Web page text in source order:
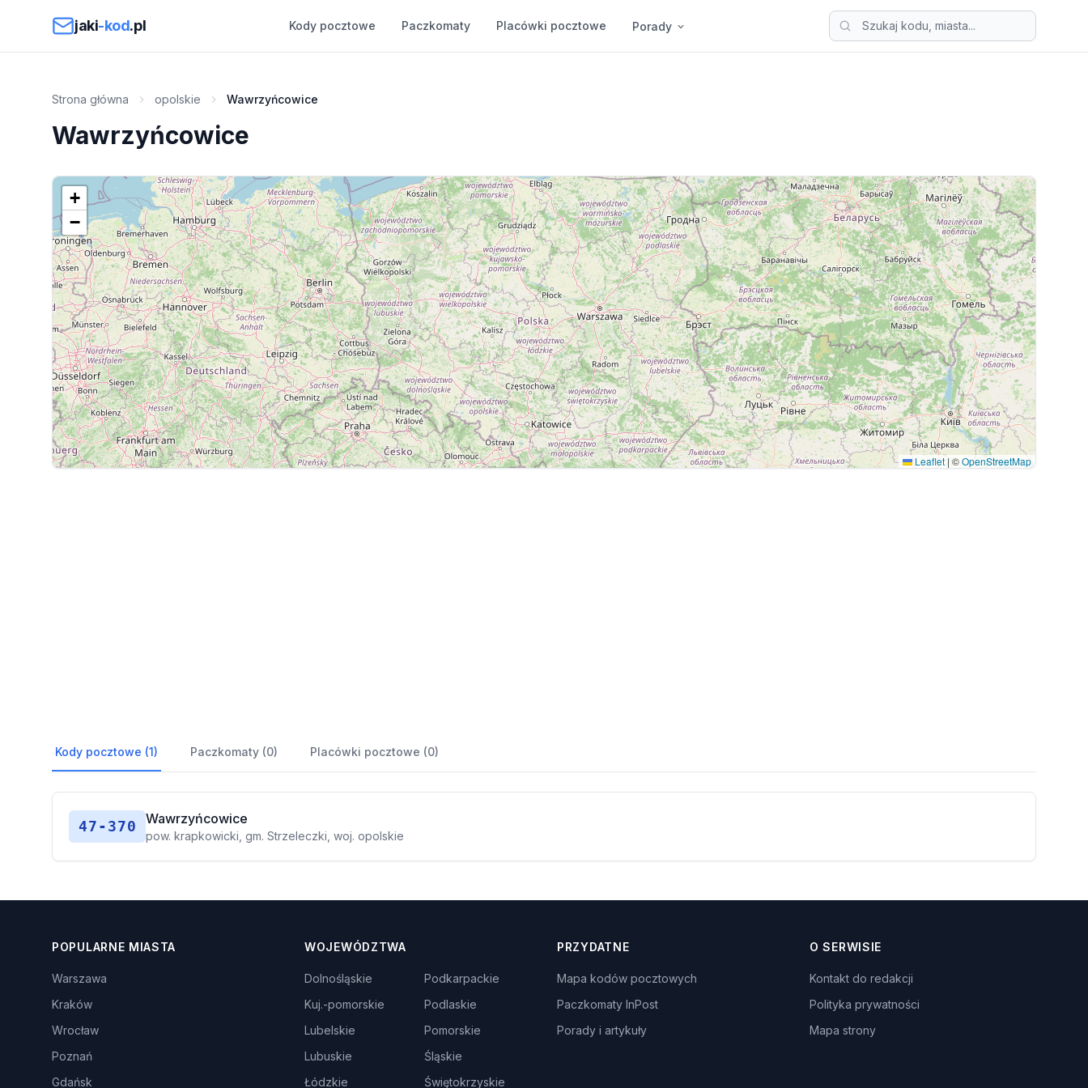
jaki-kod.pl Kody pocztowe Paczkomaty Placówki pocztowe Porady
Strona główna opolskie Wawrzyńcowice
Wawrzyńcowice
+
−
Leaflet | ©OpenStreetMap
Kody pocztowe (1) Paczkomaty (0) Placówki pocztowe (0)
47-370 Wawrzyńcowice
pow. krapkowicki, gm. Strzeleczki, woj. opolskie
POPULARNE MIASTA
Warszawa
Kraków
Wrocław
Poznań
Gdańsk
WOJEWÓDZTWA
Dolnośląskie
Kuj.-pomorskie
Lubelskie
Lubuskie
Łódzkie
Podkarpackie
Podlaskie
Pomorskie
Śląskie
Świętokrzyskie
PRZYDATNE
Mapa kodów pocztowych
Paczkomaty InPost
Porady i artykuły
O SERWISIE
Kontakt do redakcji
Polityka prywatności
Mapa strony